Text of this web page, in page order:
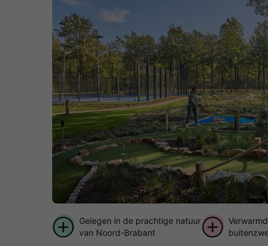
Gelegen in de prachtige natuur
van Noord-Brabant